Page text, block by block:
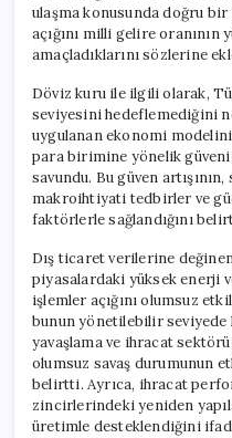
ulaşma konusunda doğru
açığını milli gelire oranının
amaçladıklarını sözlerine
Döviz kuru ile ilgili olarak,
seviyesini hedeflemediğini
uygulanan ekonomi
para birimine yönelik
savundu. Bu güven
makroihtiyati tedbirler ve
faktörlerle sağlandığını
Dış ticaret verilerine
piyasalardaki yüksek enerji
işlemler açığını olumsuz
bunun yönetilebilir seviyede
yavaşlama ve ihracat
olumsuz savaş durumunun
belirtti. Ayrıca, ihracat
zincirlerindeki yeniden
üretimle desteklendiğini